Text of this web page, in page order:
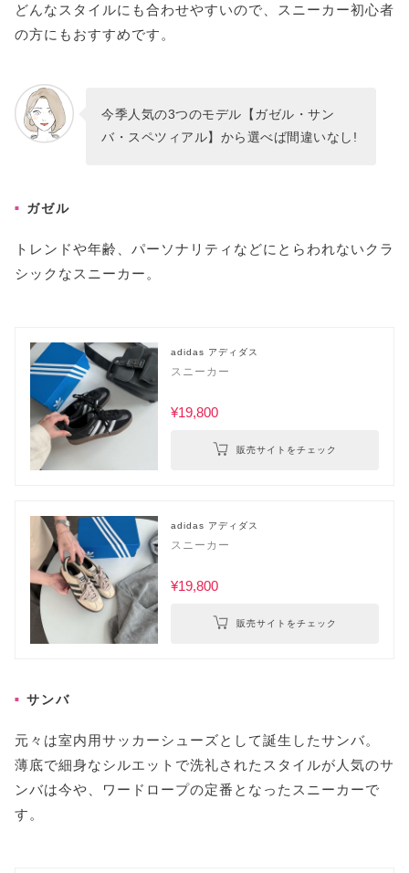
どんなスタイルにも合わせやすいので、スニーカー初心者
の方にもおすすめです。
今季人気の3つのモデル【ガゼル・サン
バ・スペツィアル】から選べば間違いなし!
ガゼル
トレンドや年齢、パーソナリティなどにとらわれないクラ
シックなスニーカー。
adidas アディダス
スニーカー
¥19,800
販売サイトをチェック
adidas アディダス
スニーカー
¥19,800
販売サイトをチェック
サンバ
元々は室内用サッカーシューズとして誕生したサンバ。
薄底で細身なシルエットで洗礼されたスタイルが人気のサ
ンバは今や、ワードロープの定番となったスニーカーで
す。